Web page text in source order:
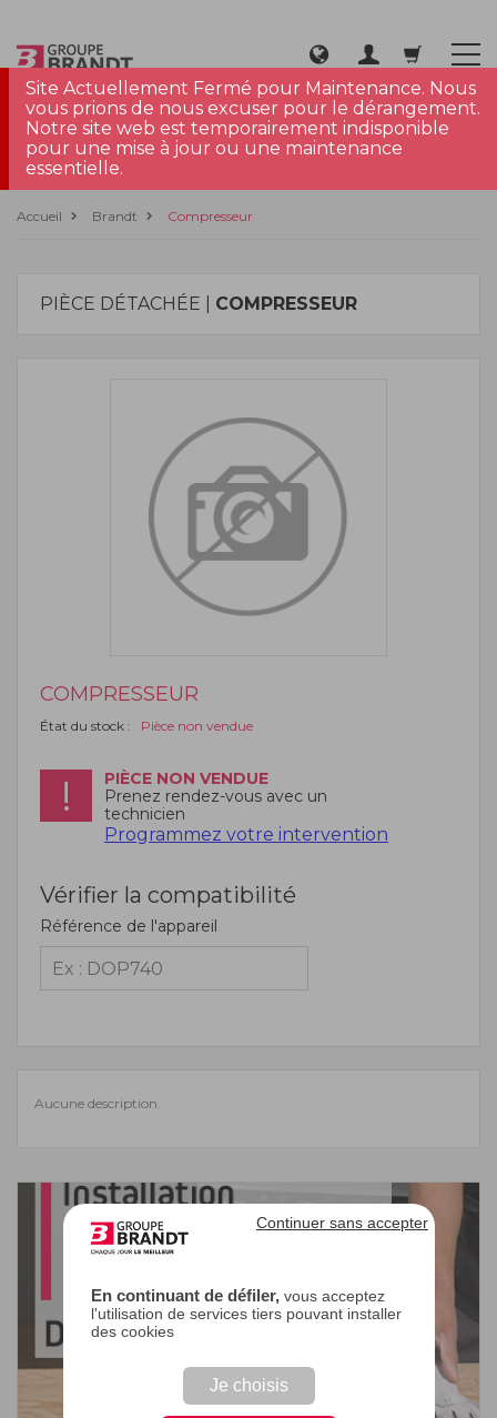
En continuant de défiler,vous acceptez
l'utilisation de services tiers pouvant installer
des cookies
Je choisis
Continuer sans accepter
Site Actuellement Fermé pour Maintenance. Nous
vous prions de nous excuser pour le dérangement.
Notre site web est temporairement indisponible
pour une mise à jour ou une maintenance
essentielle.
Accueil Brandt Compresseur
PIÈCE DÉTACHÉE | COMPRESSEUR
COMPRESSEUR
État du stock : Pièce non vendue
PIÈCE NON VENDUE
Prenez rendez-vous avec un
technicien
Programmez votre intervention
Vérifier la compatibilité
Référence de l'appareil
Aucune description.